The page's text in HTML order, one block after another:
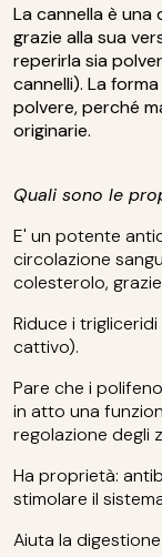
La cannella è una
grazie alla sua
reperirla sia
cannelli). La
polvere, perché
originarie.
Quali sono le
E' un potente
circolazione
colesterolo,
Riduce i
cattivo).
Pare che i
in atto una
regolazione degli
Ha proprietà:
stimolare il
Aiuta la